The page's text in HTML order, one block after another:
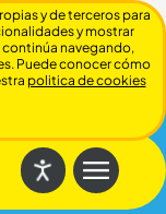
Cerrar
y de terceros para
y mostrar
navegando,
Puede conocer cómo
politica de cookies